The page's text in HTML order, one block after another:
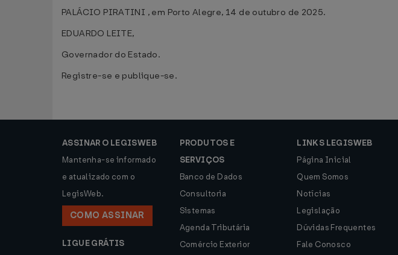
PALÁCIO PIRATINI , em Porto Alegre, 14 de outubro de 2025.
EDUARDO LEITE,
Governador do Estado.
Registre-se e publique-se.
ASSINAR O LEGISWEB
Mantenha-se informado
e atualizado com o
LegisWeb.
COMO ASSINAR
LIGUE GRÁTIS
PRODUTOS E
SERVIÇOS
Banco de Dados
Consultoria
Sistemas
Agenda Tributária
Comércio Exterior
LINKS LEGISWEB
Página Inicial
Quem Somos
Notícias
Legislação
Dúvidas Frequentes
Fale Conosco